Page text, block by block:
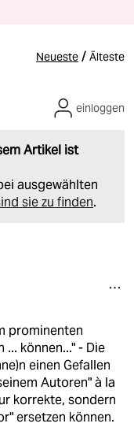
Neueste / Älteste
Artikel ist
ausgewählten
sie zu finden.
einloggen
prominenten
können..." - Die
einen Gefallen
Autoren" à la
korrekte, sondern
ersetzen können.